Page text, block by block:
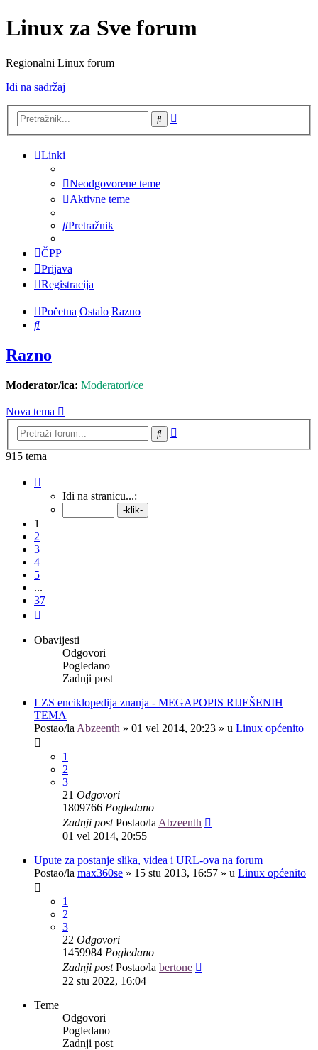
Linux za Sve forum
Regionalni Linux forum
Idi na sadržaj
Pretražnik
Linki
Neodgovorene teme
Aktivne teme
Pretražnik
ČPP
Prijava
Registracija
Početna Ostalo Razno
Pretražnik
Razno
Moderator/ica: Moderatori/ce
Nova tema
Pretražnik
915 tema
37 .Idi na stranicu...:
1
2
3
4
5
...
37
Obavijesti
Odgovori
Pogledano
Zadnji post
LZS enciklopedija znanja - MEGAPOPIS RIJEŠENIH
TEMA
Postao/la Abzeenth » 01 vel 2014, 20:23 » u Linux općenito
1
2
3
21 Odgovori
1809766 Pogledano
Zadnji postPostao/la Abzeenth
01 vel 2014, 20:55
Upute za postanje slika, videa i URL-ova na forum
Postao/la max360se » 15 stu 2013, 16:57 » u Linux općenito
1
2
3
22 Odgovori
1459984 Pogledano
Zadnji postPostao/la bertone
22 stu 2022, 16:04
Teme
Odgovori
Pogledano
Zadnji post